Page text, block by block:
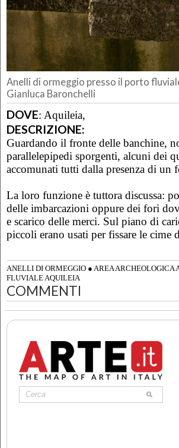
Anelli di ormeggio presso il porto
Gianluca Baronchelli
DOVE: Aquileia,
DESCRIZIONE:
Guardando il fronte delle banchine,
parallelepipedi sporgenti, alcuni dei
accomunati tutti dalla presenza di un
La loro funzione è tuttora discussa:
delle imbarcazioni oppure dei fori
e scarico delle merci. Sul piano di
piccoli erano usati per fissare le
ANELLI DI ORMEGGIO ● AREA ARCHEOLOGICA
FLUVIALE AQUILEIA
COMMENTI